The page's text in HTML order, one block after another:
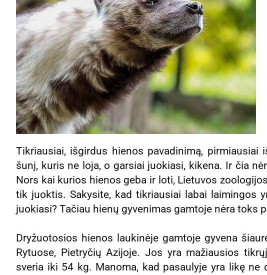
Tikriausiai, išgirdus hienos pavadinimą, pirmiausiai
šunį, kuris ne loja, o garsiai juokiasi, kikena. Ir čia
Nors kai kurios hienos geba ir loti, Lietuvos
tik juoktis. Sakysite, kad tikriausiai labai laimingos
juokiasi? Tačiau hienų gyvenimas gamtoje nėra toks
Dryžuotosios hienos laukinėje gamtoje gyvena
Rytuose, Pietryčių Azijoje. Jos yra mažiausios
sveria iki 54 kg. Manoma, kad pasaulyje yra likę ne